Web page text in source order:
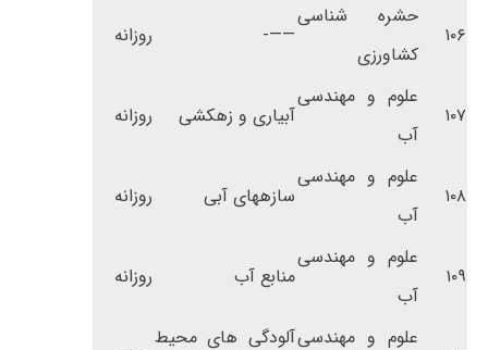
۱۰۶
حشره شناسی
کشاورزی
——- روزانه
۱۰۷
علوم و مهندسی
آب
آبیاری و زهکشی روزانه
۱۰۸
علوم و مهندسی
آب
سازه­های آبی روزانه
۱۰۹
علوم و مهندسی
آب
منابع آب روزانه
علوم و مهندسیآلودگی های محیط